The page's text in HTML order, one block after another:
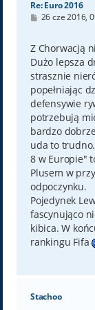
Re: Euro 2016
P
t
26 cze 2016,
Z Chorwacją
Dużo lepsza
strasznie
popełniając
defensywie
potrzebują
bardzo
uda to
8 w Europie"
Plusem w
odpoczynku.
Pojedynek
fascynująco
kibica. W
rankingu Fifa
Stachoo